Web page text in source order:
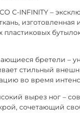
C-INFINITY –
изготовленная
пластиковых
бретели –
стильный
во время
вырез ног –
сочетающий